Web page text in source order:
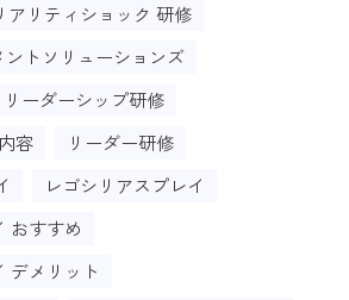
アリティショック 研修
ントソリューションズ
リーダーシップ研修
容
リーダー研修
レゴシリアスプレイ
おすすめ
デメリット